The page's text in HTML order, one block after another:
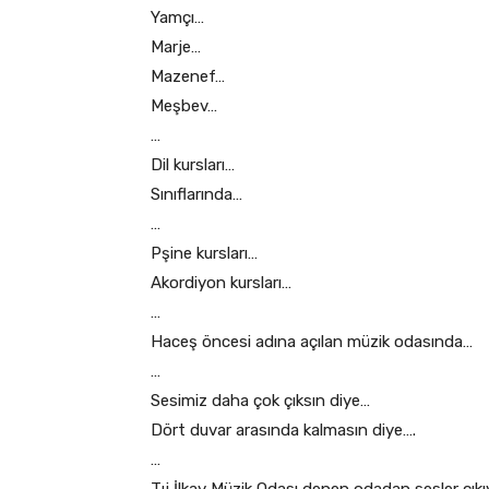
Yamçı…
Marje…
Mazenef…
Meşbev…
…
Dil kursları…
Sınıflarında…
…
Pşine kursları…
Akordiyon kursları…
…
Haceş öncesi adına açılan müzik odasında…
…
Sesimiz daha çok çıksın diye…
Dört duvar arasında kalmasın diye….
…